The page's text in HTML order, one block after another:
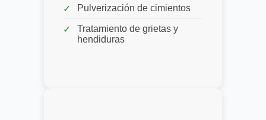
Pulverización de cimientos
Tratamiento de grietas y
hendiduras